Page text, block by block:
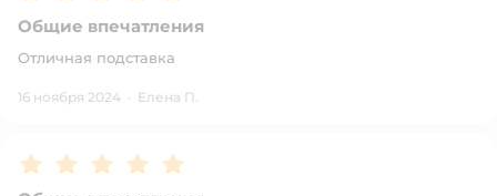
Общие впечатления
Отличная подставка
16 ноября 2024 · Елена П.
Рейтинг:5